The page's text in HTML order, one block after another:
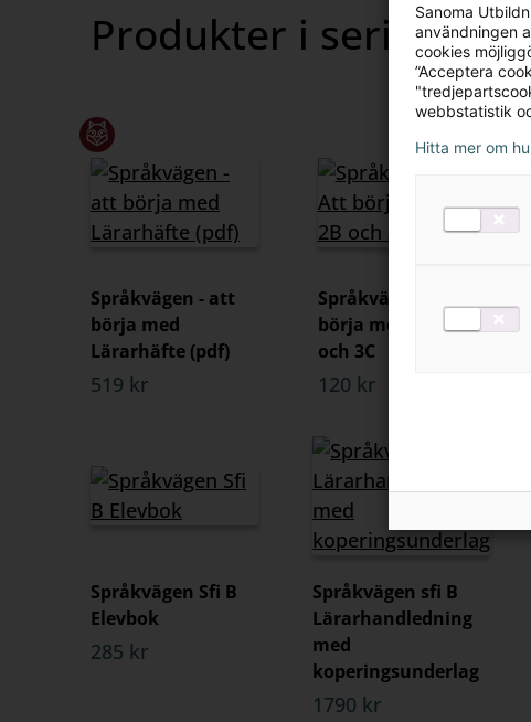
Produkter i serien
Språkvägen - att
börja med
Lärarhäfte (pdf)
519 kr
Språkvägen - Att
börja med sfi 2B
och 3C
120 kr
Språkvägen Sfi B
Elevbok
285 kr
Språkvägen sfi B
Lärarhandledning
med
koperingsunderlag
1790 kr
Sanoma
användningen
cookies
”Acceptera
webbstatistik
Hitta mer om